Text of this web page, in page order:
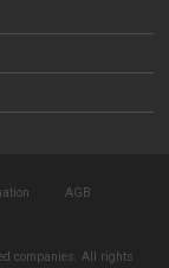
AGB
companies. All rights